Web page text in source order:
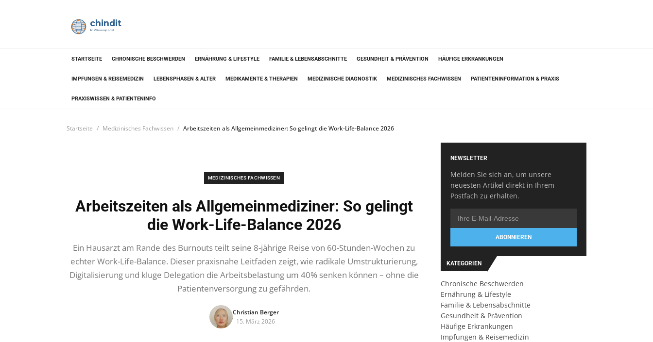
chindit
Ihr Wissensportal
STARTSEITE CHRONISCHE BESCHWERDEN ERNÄHRUNG & LIFESTYLE FAMILIE & LEBENSABSCHNITTE GESUNDHEIT & PRÄVENTION HÄUFIGE ERKRANKUNGEN
IMPFUNGEN & REISEMEDIZIN LEBENSPHASEN & ALTER MEDIKAMENTE & THERAPIEN MEDIZINISCHE DIAGNOSTIK MEDIZINISCHES FACHWISSEN PATIENTENINFORMATION & PRAXIS
PRAXISWISSEN & PATIENTENINFO
Startseite Medizinisches Fachwissen Arbeitszeiten als Allgemeinmediziner: So gelingt die Work-Life-Balance 2026
MEDIZINISCHES FACHWISSEN
Arbeitszeiten als Allgemeinmediziner: So gelingt
die Work-Life-Balance 2026
Ein Hausarzt am Rande des Burnouts teilt seine 8-jährige Reise von 60-Stunden-Wochen zu
echter Work-Life-Balance. Dieser praxisnahe Leitfaden zeigt, wie radikale Umstrukturierung,
Digitalisierung und kluge Delegation die Arbeitsbelastung um 40% senken können – ohne die
Patientenversorgung zu gefährden.
Christian Berger
15. März 2026
NEWSLETTER
Melden Sie sich an, um unsere
neuesten Artikel direkt in Ihrem
Postfach zu erhalten.
ABONNIEREN
KATEGORIEN
Chronische Beschwerden
Ernährung & Lifestyle
Familie & Lebensabschnitte
Gesundheit & Prävention
Häufige Erkrankungen
Impfungen & Reisemedizin